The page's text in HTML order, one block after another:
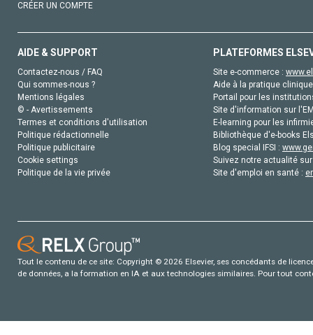
CRÉER UN COMPTE
AIDE & SUPPORT
Contactez-nous / FAQ
Qui sommes-nous ?
Mentions légales
© - Avertissements
Termes et conditions d'utilisation
Politique rédactionnelle
Politique publicitaire
Cookie settings
Politique de la vie privée
PLATEFORMES
Site e-commerce :
Aide à la pratique
Portail pour les
Site d'information sur
E-learning pour les
Bibliothèque d'e-books
Blog special IFSI :
Suivez notre actualité
Site d'emploi en santé :
Tout le contenu de ce site: Copyright © 2026 Elsevier, ses concédants de
de données, a la formation en IA et aux technologies similaires. Pour tout